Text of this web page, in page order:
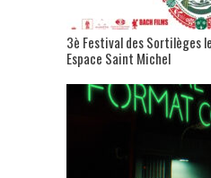
3è Festival des Sortilèges
Espace Saint Michel